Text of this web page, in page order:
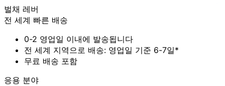
벌채 레버
전 세계 빠른 배송
0-2 영업일 이내에 발송됩니다
전 세계 지역으로 배송: 영업일 기준 6-7일*
무료 배송 포함
응용 분야